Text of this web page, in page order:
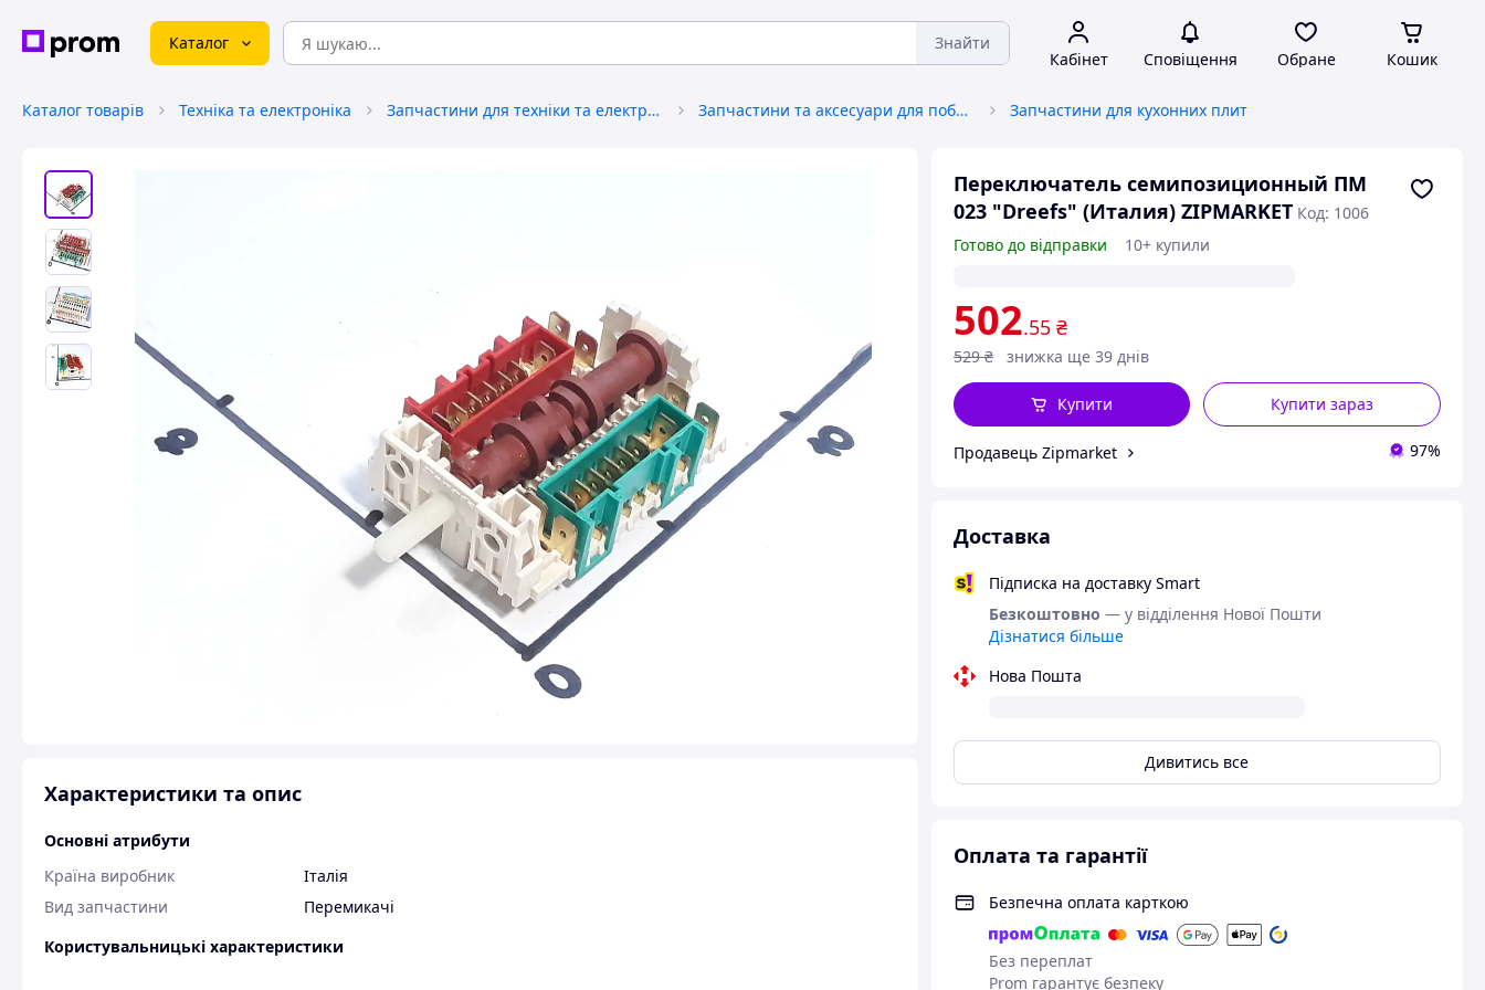
Каталог Знайти
Кабінет Сповіщення Обране Кошик
Каталог товарів Техніка та електроніка Запчастини для техніки та електроніки Запчастини та аксесуари для побутової техніки Запчастини для кухонних плит
Переключатель семипозиционный ПМ
023 "Dreefs" (Италия) ZIPMARKET Код: 1006
Готово до відправки
10+ купили
502.55 ₴
529 ₴ знижка ще 39 днів
Купити зараз
Купити
Продавець Zipmarket 97%
Доставка
Підписка на доставку Smart
Безкоштовно — у відділення Нової Пошти
Дізнатися більше
Нова Пошта
Дивитись все
Оплата та гарантії
Безпечна оплата карткою
Без переплат
Prom гарантує безпеку
Характеристики та опис
Основні атрибути
Країна виробник
Італія
Вид запчастини
Перемикачі
Користувальницькі характеристики